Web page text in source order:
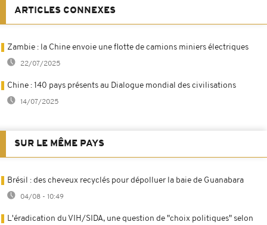
ARTICLES CONNEXES
Zambie : la Chine envoie une flotte de camions miniers électriques
22/07/2025
Chine : 140 pays présents au Dialogue mondial des civilisations
14/07/2025
SUR LE MÊME PAYS
Brésil : des cheveux recyclés pour dépolluer la baie de Guanabara
04/08 - 10:49
L'éradication du VIH/SIDA, une question de "choix politiques" selon